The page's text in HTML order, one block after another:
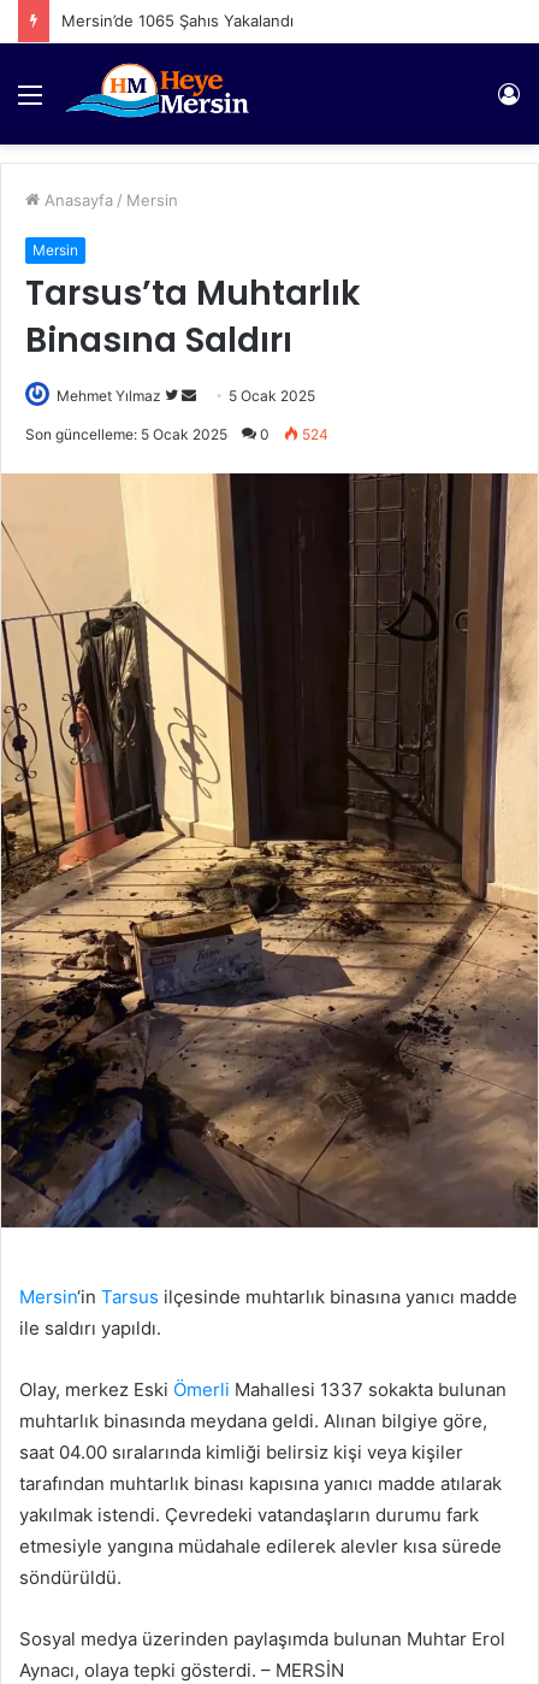
Mersin’de 1065 Şahıs Yakalandı
Menü
Anasayfa / Mersin
Mersin
Tarsus’ta Muhtarlık
Binasına Saldırı
Mehmet Yılmaz
Twitter'da
Bir
göndermek
5 Ocak 2025
Son güncelleme: 5 Ocak 2025 0 524
Mersin‘in Tarsus ilçesinde muhtarlık binasına yanıcı madde
ile saldırı yapıldı.
Olay, merkez Eski Ömerli Mahallesi 1337 sokakta bulunan
muhtarlık binasında meydana geldi. Alınan bilgiye göre,
saat 04.00 sıralarında kimliği belirsiz kişi veya kişiler
tarafından muhtarlık binası kapısına yanıcı madde atılarak
yakılmak istendi. Çevredeki vatandaşların durumu fark
etmesiyle yangına müdahale edilerek alevler kısa sürede
söndürüldü.
Sosyal medya üzerinden paylaşımda bulunan Muhtar Erol
Aynacı, olaya tepki gösterdi. – MERSİN